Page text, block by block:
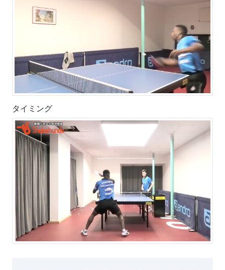
タイミング